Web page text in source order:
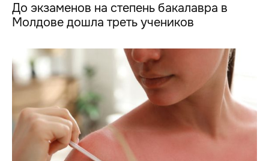
До экзаменов на степень бакалавра в
Молдове дошла треть учеников